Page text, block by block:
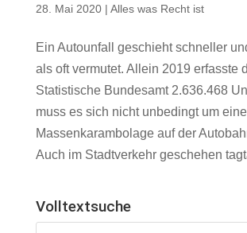
28. Mai 2020| Alles was Recht ist
Ein Autounfall geschieht schneller
als oft vermutet. Allein 2019 erfasste
Statistische Bundesamt 2.636.468
muss es sich nicht unbedingt um eine
Massenkarambolage auf der
Auch im Stadtverkehr geschehen
Volltextsuche